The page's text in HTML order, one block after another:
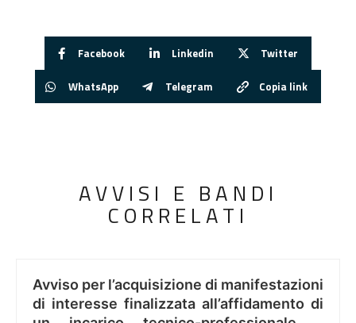
Facebook Linkedin Twitter
WhatsApp Telegram Copia link
AVVISI E BANDI
CORRELATI
Avviso per l’acquisizione di manifestazioni
di interesse finalizzata all’affidamento di